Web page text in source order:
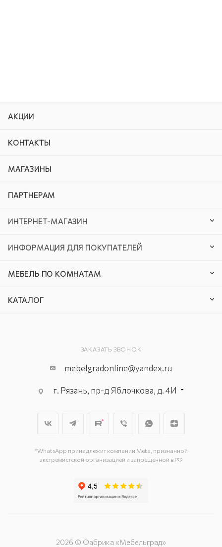
АКЦИИ
КОНТАКТЫ
МАГАЗИНЫ
ПАРТНЕРАМ
ИНТЕРНЕТ-МАГАЗИН
ИНФОРМАЦИЯ ДЛЯ ПОКУПАТЕЛЕЙ
МЕБЕЛЬ ПО КОМНАТАМ
КАТАЛОГ
ЗАКАЗАТЬ ЗВОНОК
mebelgradonline@yandex.ru
г. Рязань, пр-д Яблочкова, д. 4И
*WhatsApp принадлежит компании Meta, признанной
экстремистской организацией и запрещённой в РФ
2026 © Фабрика «Мебельград»